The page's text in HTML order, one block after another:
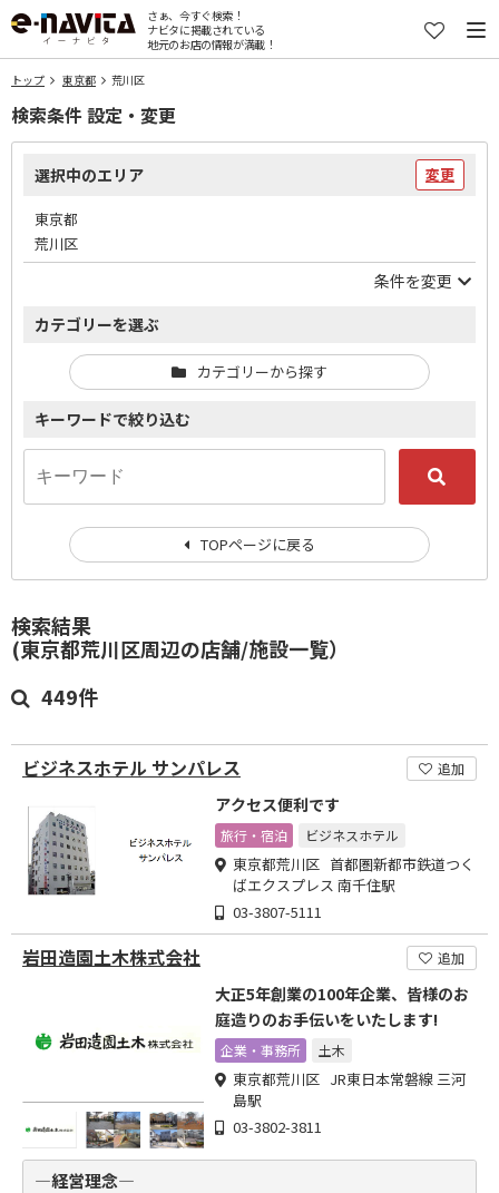
さぁ、今すぐ検索！
ナビタに掲載されている
地元のお店の情報が満載！
トップ 東京都 荒川区
検索結果
(東京都荒川区周辺の店舗/施設一覧）
449件
ビジネスホテル サンパレス 追加
アクセス便利です
旅行・宿泊 ビジネスホテル
東京都荒川区 首都圏新都市鉄道つく
ばエクスプレス 南千住駅
03-3807-5111
岩田造園土木株式会社 追加
大正5年創業の100年企業、皆様のお
庭造りのお手伝いをいたします!
企業・事務所 土木
東京都荒川区 JR東日本常磐線 三河
島駅
03-3802-3811
―経営理念―
検索条件 設定・変更
選択中のエリア 変更
東京都
荒川区
条件を変更
カテゴリーを選ぶ
カテゴリーから探す
キーワードで絞り込む
TOPページに戻る